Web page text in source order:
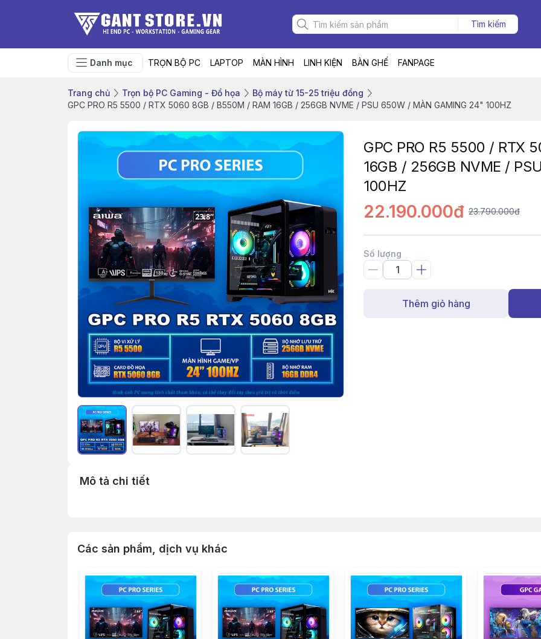
Tìm kiếm
Danh mục TRỌN BỘ PC LAPTOP MÀN HÌNH LINH KIỆN BÀN GHẾ FANPAGE
Trang chủ Trọn bộ PC Gaming - Đồ họa
Bộ máy từ 15-25 triệu đồng
GPC PRO R5 5500 / RTX 5060 8GB / B550M / RAM 16GB / 256GB NVME / PSU 650W / MÀN GAMING 24" 100HZ
GPC PRO R5 5500 / RTX
16GB / 256GB NVME /
100HZ
22.190.000đ 23.790.000đ
Số lượng
Thêm giỏ hàng
Mô tả chi tiết
Các sản phẩm, dịch vụ khác